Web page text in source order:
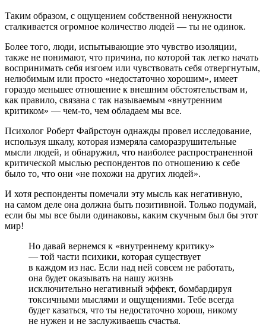
Таким образом, с ощущением собственной ненужности
сталкивается огромное количество людей — ты не одинок.
Более того, люди, испытывающие это чувство изоляции,
также не понимают, что причина, по которой так легко начать
воспринимать себя изгоем или чувствовать себя отвергнутым,
нелюбимым или просто «недостаточно хорошим», имеет
гораздо меньшее отношение к внешним обстоятельствам и,
как правило, связана с так называемым «внутренним
критиком» — чем-то, чем обладаем мы все.
Психолог Роберт Файрстоун однажды провел исследование,
используя шкалу, которая измеряла саморазрушительные
мысли людей, и обнаружил, что наиболее распространенной
критической мыслью респондентов по отношению к себе
было то, что они «не похожи на других людей».
И хотя респонденты помечали эту мысль как негативную,
на самом деле она должна быть позитивной. Только подумай,
если бы мы все были одинаковы, каким скучным был бы этот
мир!
Но давай вернемся к «внутреннему критику»
— той части психики, которая существует
в каждом из нас. Если над ней совсем не работать,
она будет оказывать на нашу жизнь
исключительно негативный эффект, бомбардируя
токсичными мыслями и ощущениями. Тебе всегда
будет казаться, что ты недостаточно хорош, никому
не нужен и не заслуживаешь счастья.